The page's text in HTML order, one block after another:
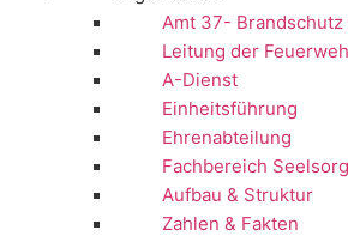
Amt 37-
Leitung der
A-Dienst
Einheitsführung
Ehrenabteilung
Fachbereich
Aufbau & Struktur
Zahlen & Fakten